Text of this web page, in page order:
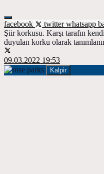
facebook twitterwhatsapp
Şiir korkusu. Karşı tarafın
duyulan korku olarak
09.03.2022 19:53
Kalpir